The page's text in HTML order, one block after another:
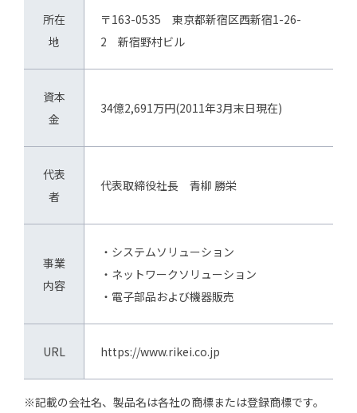
所在
地
〒163-0535 東京都新宿区西新宿1-26-
2 新宿野村ビル
資本
金
34億2,691万円(2011年3月末日現在)
代表
者
代表取締役社長 青柳 勝栄
事業
内容
・システムソリューション
・ネットワークソリューション
・電子部品および機器販売
URL https://www.rikei.co.jp
※記載の会社名、製品名は各社の商標または登録商標です。